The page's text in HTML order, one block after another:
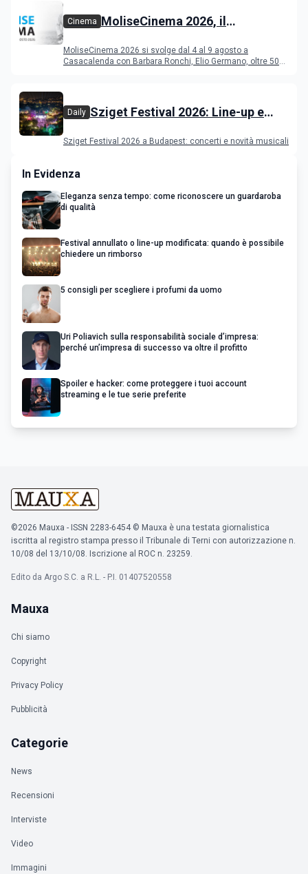
Cinema MoliseCinema 2026, il
MoliseCinema 2026 si svolge dal 4 al 9 agosto a
Casacalenda con Barbara Ronchi, Elio Germano, oltre 50
Daily Sziget Festival 2026: Line-up e
Sziget Festival 2026 a Budapest: concerti e novità musicali
In Evidenza
Eleganza senza tempo: come riconoscere un guardaroba
di qualità
Festival annullato o line-up modificata: quando è possibile
chiedere un rimborso
5 consigli per scegliere i profumi da uomo
Uri Poliavich sulla responsabilità sociale d’impresa:
perché un’impresa di successo va oltre il profitto
Spoiler e hacker: come proteggere i tuoi account
streaming e le tue serie preferite
©2026 Mauxa - ISSN 2283-6454 © Mauxa è una testata giornalistica
iscritta al registro stampa presso il Tribunale di Terni con autorizzazione n.
10/08 del 13/10/08. Iscrizione al ROC n. 23259.
Edito da Argo S.C. a R.L. - P.I. 01407520558
Mauxa
Chi siamo
Copyright
Privacy Policy
Pubblicità
Categorie
News
Recensioni
Interviste
Video
Immagini